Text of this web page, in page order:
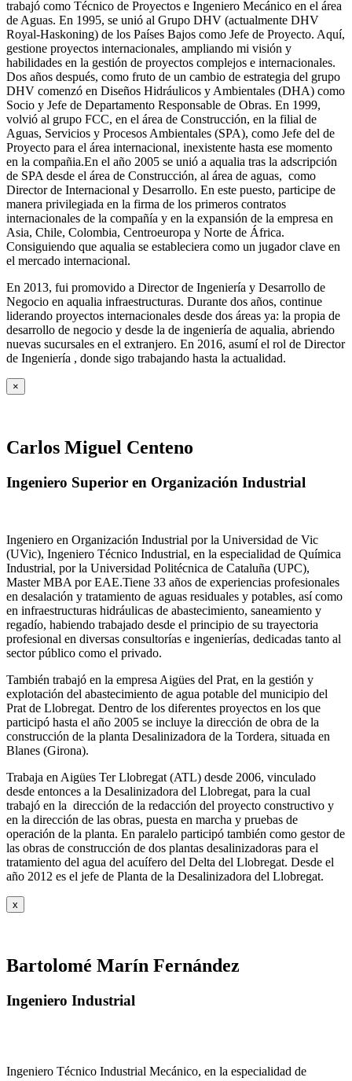
trabajó como Técnico de Proyectos e Ingeniero Mecánico en el área
de Aguas. En 1995, se unió al Grupo DHV (actualmente DHV
Royal-Haskoning) de los Países Bajos como Jefe de Proyecto. Aquí,
gestione proyectos internacionales, ampliando mi visión y
habilidades en la gestión de proyectos complejos e internacionales.
Dos años después, como fruto de un cambio de estrategia del grupo
DHV comenzó en Diseños Hidráulicos y Ambientales (DHA) como
Socio y Jefe de Departamento Responsable de Obras. En 1999,
volvió al grupo FCC, en el área de Construcción, en la filial de
Aguas, Servicios y Procesos Ambientales (SPA), como Jefe del de
Proyecto para el área internacional, inexistente hasta ese momento
en la compañia.En el año 2005 se unió a aqualia tras la adscripción
de SPA desde el área de Construcción, al área de aguas, como
Director de Internacional y Desarrollo. En este puesto, participe de
manera privilegiada en la firma de los primeros contratos
internacionales de la compañía y en la expansión de la empresa en
Asia, Chile, Colombia, Centroeuropa y Norte de África.
Consiguiendo que aqualia se estableciera como un jugador clave en
el mercado internacional.
En 2013, fui promovido a Director de Ingeniería y Desarrollo de
Negocio en aqualia infraestructuras. Durante dos años, continue
liderando proyectos internacionales desde dos áreas ya: la propia de
desarrollo de negocio y desde la de ingeniería de aqualia, abriendo
nuevas sucursales en el extranjero. En 2016, asumí el rol de Director
de Ingeniería , donde sigo trabajando hasta la actualidad.
×
Carlos Miguel Centeno
Ingeniero Superior en Organización Industrial
Ingeniero en Organización Industrial por la Universidad de Vic
(UVic), Ingeniero Técnico Industrial, en la especialidad de Química
Industrial, por la Universidad Politécnica de Cataluña (UPC),
Master MBA por EAE.Tiene 33 años de experiencias profesionales
en desalación y tratamiento de aguas residuales y potables, así como
en infraestructuras hidráulicas de abastecimiento, saneamiento y
regadío, habiendo trabajado desde el principio de su trayectoria
profesional en diversas consultorías e ingenierías, dedicadas tanto al
sector público como el privado.
También trabajó en la empresa Aigües del Prat, en la gestión y
explotación del abastecimiento de agua potable del municipio del
Prat de Llobregat. Dentro de los diferentes proyectos en los que
participó hasta el año 2005 se incluye la dirección de obra de la
construcción de la planta Desalinizadora de la Tordera, situada en
Blanes (Girona).
Trabaja en Aigües Ter Llobregat (ATL) desde 2006, vinculado
desde entonces a la Desalinizadora del Llobregat, para la cual
trabajó en la dirección de la redacción del proyecto constructivo y
en la dirección de las obras, puesta en marcha y pruebas de
operación de la planta. En paralelo participó también como gestor de
las obras de construcción de dos plantas desalinizadoras para el
tratamiento del agua del acuífero del Delta del Llobregat. Desde el
año 2012 es el jefe de Planta de la Desalinizadora del Llobregat.
x
Bartolomé Marín Fernández
Ingeniero Industrial
Ingeniero Técnico Industrial Mecánico, en la especialidad de